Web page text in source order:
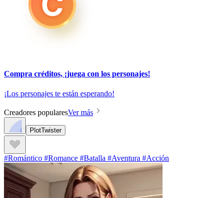
Compra créditos, ¡juega con los personajes!
¡Los personajes te están esperando!
Creadores popularesVer más
PlotTwister
#Romántico #Romance #Batalla #Aventura #Acción